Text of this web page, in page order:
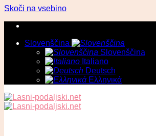
Skoči na vsebino
Slovenščina
Slovenščina
Italiano
Deutsch
Ελληνικά